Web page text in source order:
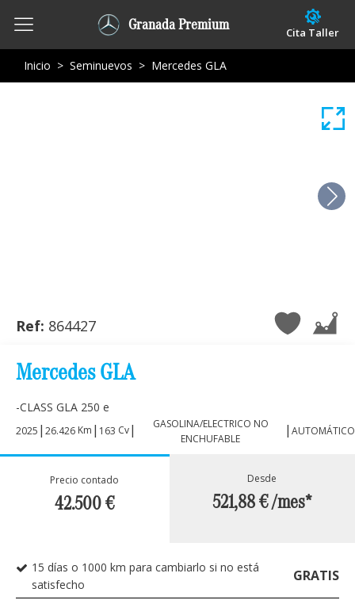
Granada Premium Cita Taller
Inicio > Seminuevos > Mercedes GLA
Ref: 864427
Mercedes GLA
-CLASS GLA 250 e
2025 | 26.426 Km | 163 Cv|
GASOLINA/ELECTRICO NO
ENCHUFABLE
| AUTOMÁTICO
Precio contado
42.500€
Desde
521,88 €/mes*
15 días o 1000 km para cambiarlo si no está
satisfecho
GRATIS